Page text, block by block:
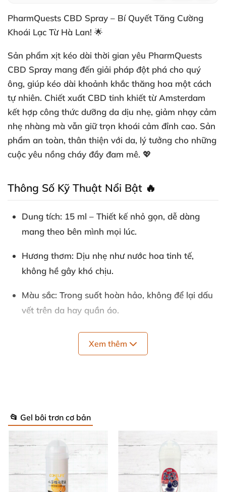
PharmQuests CBD Spray – Bí Quyết Tăng Cường
Khoái Lạc Từ Hà Lan! 🌟
Sản phẩm xịt kéo dài thời gian yêu PharmQuests
CBD Spray mang đến giải pháp đột phá cho quý
ông, giúp kéo dài khoảnh khắc thăng hoa một cách
tự nhiên. Chiết xuất CBD tinh khiết từ Amsterdam
kết hợp công thức dưỡng da dịu nhẹ, giảm nhạy cảm
nhẹ nhàng mà vẫn giữ trọn khoái cảm đỉnh cao. Sản
phẩm an toàn, thân thiện với da, lý tưởng cho những
cuộc yêu nồng cháy đầy đam mê. 💖
Thông Số Kỹ Thuật Nổi Bật 🔥
Dung tích: 15 ml – Thiết kế nhỏ gọn, dễ dàng
mang theo bên mình mọi lúc.
Hương thơm: Dịu nhẹ như nước hoa tinh tế,
không hề gây khó chịu.
Màu sắc: Trong suốt hoàn hảo, không để lại dấu
vết trên da hay quần áo.
Hiệu quả chính: Giảm độ nhạy cảm, làm mát da
êm ái, dưỡng ẩm vùng kín hiệu quả. ❄️
Bao bì: Chai xịt tiện lợi, sử dụng siêu dễ dàng.
: Sản xuất tại Hà Lan – Chất lượng châu
Âu chuẩn mực cao cấp.
Xem thêm
📂 Gel bôi trơn cơ bản